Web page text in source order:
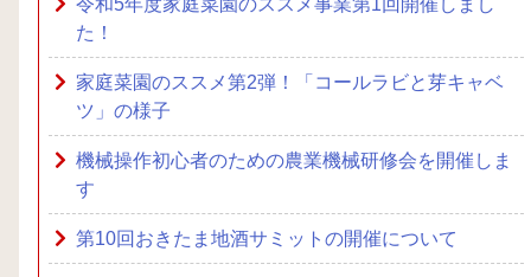
令和5年度家庭菜園のススメ事業第1回開催しまし
た！
家庭菜園のススメ第2弾！「コールラビと芽キャベ
ツ」の様子
機械操作初心者のための農業機械研修会を開催しま
す
第10回おきたま地酒サミットの開催について